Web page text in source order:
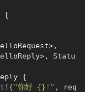
{
Statu
{
( "你好 {}!" , req